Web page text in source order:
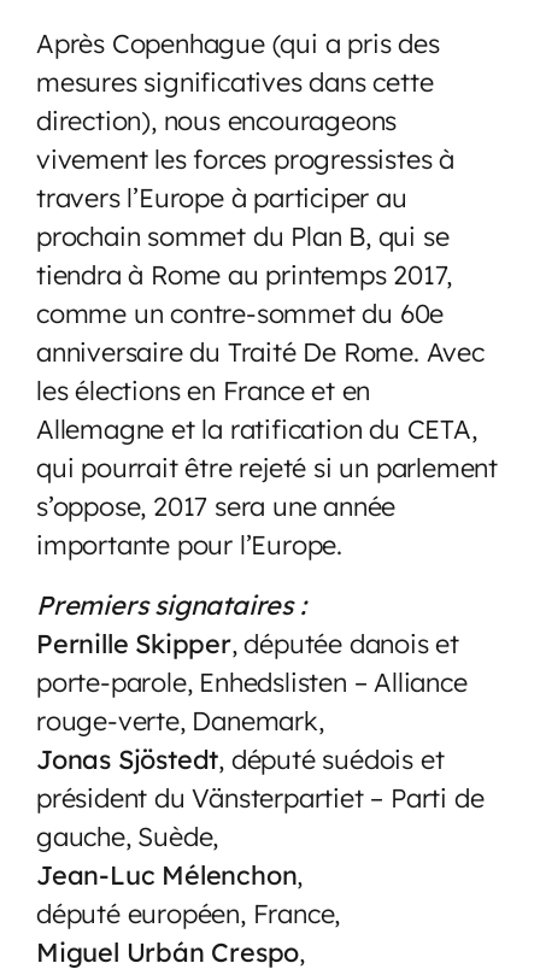
Après Copenhague (qui a pris des
mesures significatives dans cette
direction), nous encourageons
vivement les forces progressistes à
travers l’Europe à participer au
prochain sommet du Plan B, qui se
tiendra à Rome au printemps 2017,
comme un contre-sommet du 60e
anniversaire du Traité De Rome. Avec
les élections en France et en
Allemagne et la ratification du CETA,
qui pourrait être rejeté si un parlement
s’oppose, 2017 sera une année
importante pour l’Europe.
Premiers signataires :
Pernille Skipper, députée danois et
porte-parole, Enhedslisten – Alliance
rouge-verte, Danemark,
Jonas Sjöstedt, député suédois et
président du Vänsterpartiet – Parti de
gauche, Suède,
Jean-Luc Mélenchon,
député européen, France,
Miguel Urbán Crespo,